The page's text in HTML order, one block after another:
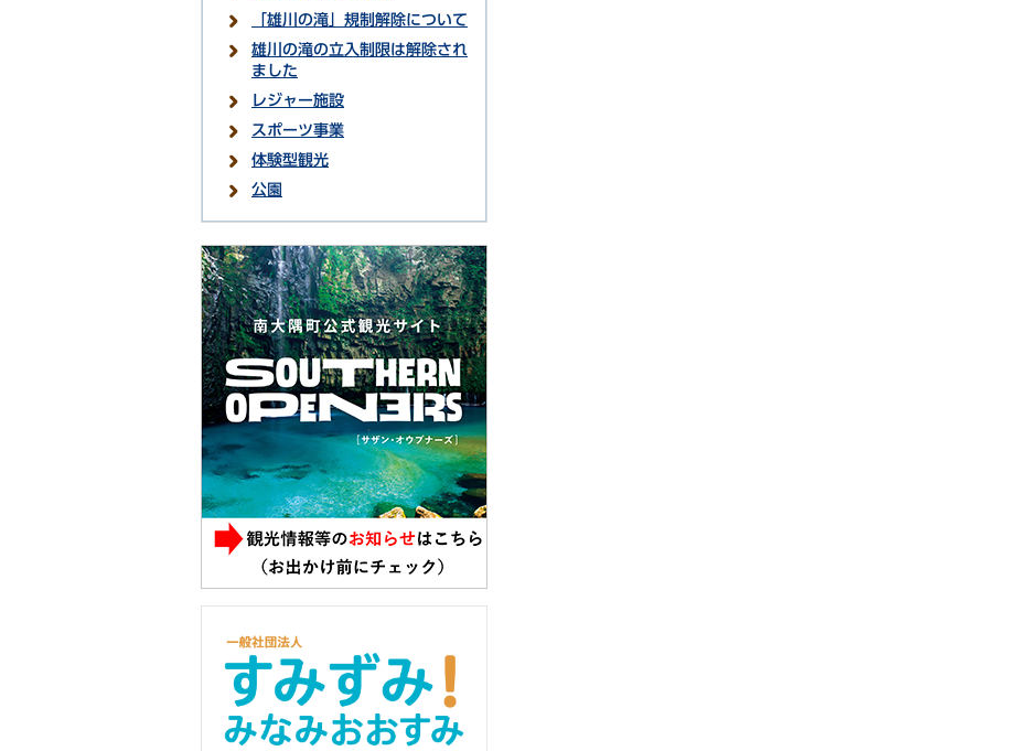
「雄川の滝」規制解除について
雄川の滝の立入制限は解除され
ました
レジャー施設
スポーツ事業
体験型観光
公園